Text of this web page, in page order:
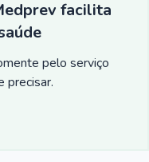
facilita
pelo serviço
precisar.